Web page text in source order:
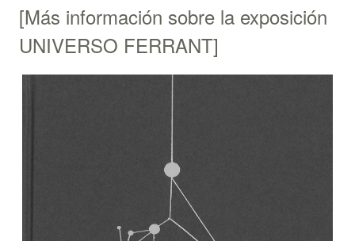
[Más información sobre la exposición
UNIVERSO FERRANT]